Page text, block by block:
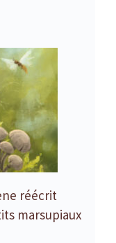
réécrit
marsupiaux